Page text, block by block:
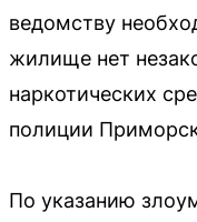
ведомству
жилище нет
наркотических
полиции
По указанию